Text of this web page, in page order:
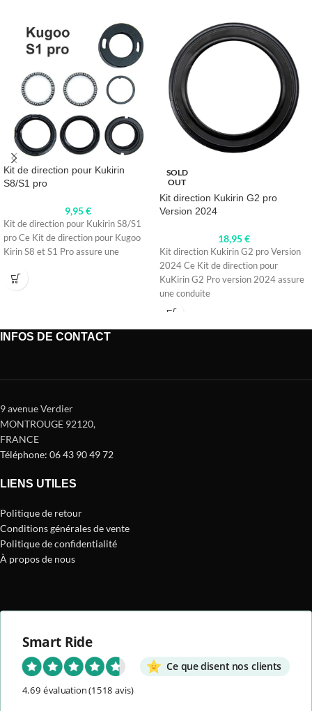
Kit de direction pour Kukirin
S8/S1 pro
9,95€
Kit de direction pour Kukirin S8/S1
pro Ce Kit de direction pour Kugoo
Kirin S8 et S1 Pro assure une
SOLD
OUT
Kit direction Kukirin G2 pro
Version 2024
18,95€
Kit direction Kukirin G2 pro Version
2024 Ce Kit de direction pour
KuKirin G2 Pro version 2024 assure
une conduite
INFOS DE CONTACT
9 avenue Verdier
MONTROUGE 92120,
FRANCE
Téléphone: 06 43 90 49 72
LIENS UTILES
Politique de retour
Conditions générales de vente
Politique de confidentialité
À propos de nous
Smart Ride
Ce que disent nos clients
4.69 évaluation(1518 avis)